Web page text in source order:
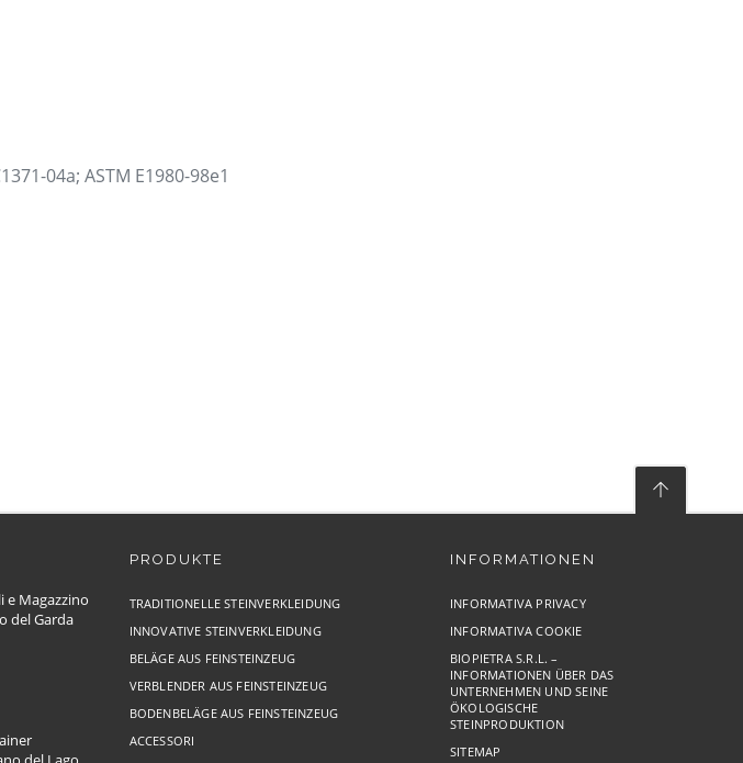
04a; ASTM E1980-98e1
e Magazzino
del Garda
PRODUKTE
TRADITIONELLE STEINVERKLEIDUNG
INNOVATIVE STEINVERKLEIDUNG
BELÄGE AUS FEINSTEINZEUG
VERBLENDER AUS FEINSTEINZEUG
BODENBELÄGE AUS FEINSTEINZEUG
ACCESSORI
INFORMATIONEN
INFORMATIVA PRIVACY
INFORMATIVA COOKIE
BIOPIETRA S.R.L. –
INFORMATIONEN ÜBER DAS
UNTERNEHMEN UND SEINE
ÖKOLOGISCHE
STEINPRODUKTION
SITEMAP